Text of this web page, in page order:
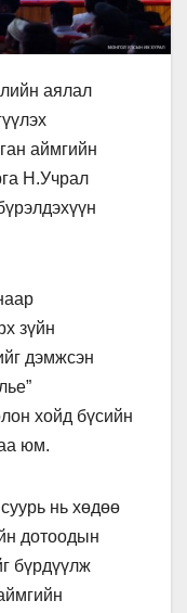
аялал
аймгийн
Н.Учрал
зүйн
дэмжсэн
хойд бүсийн
юм.
нь хөдөө
дотоодын
бүрдүүлж